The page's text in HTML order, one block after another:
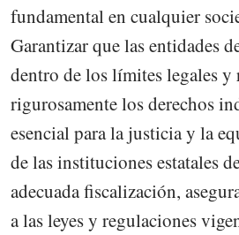
fundamental en cualquier
Garantizar que las entidades
dentro de los límites legales y
rigurosamente los derechos
esencial para la justicia y la
de las instituciones estatales
adecuada fiscalización,
a las leyes y regulaciones